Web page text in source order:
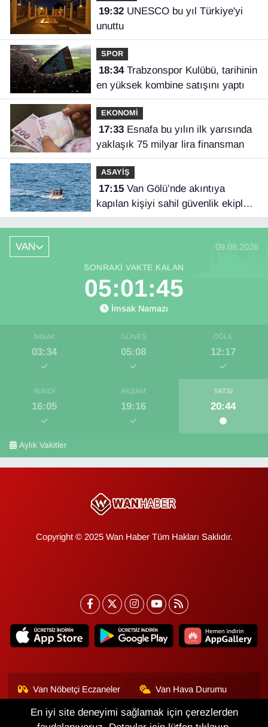
19:32UNESCO bu yıl Türkiye'yi
unuttu
SPOR
18:34Trabzonspor Kulübü, tarihinin
en yüksek kombine satışını yaptı
EKONOMİ
17:33Esnafa bu yılın ilk yarısında
yaklaşık 75 milyar lira finansman
ASAYİŞ
17:15Van Gölü’nde akıntıya
kapılan kişiyi sahil güvenlik ekipleri
kurtardı
VAN 09.08.2026
SONRAKI VAKTE KALAN
05:01:44
İmsak Namazı
İMSAK
03:34
GÜNEŞ
05:08
ÖĞLE
12:17
İKINDI
16:05
AKŞAM
19:16
YATSI
20:44
Aylık Vakitler
Copyright © 2025 Wan Haber Tüm Hakları Saklıdır.
Van Nöbetçi Eczaneler Van Hava Durumu
Van Namaz Vakitleri
Van Trafik Yoğunluk
En iyi site deneyimi sağlamak için çerezlerden